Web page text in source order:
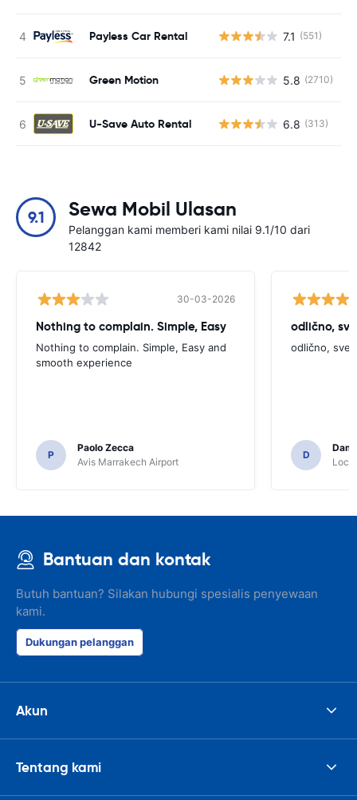
Payless Car Rental 7.1 (551)
Green Motion 5.8 (2710)
U-Save Auto Rental 6.8 (313)
9.1 Sewa Mobil Ulasan
Pelanggan kami memberi kami nilai 9.1/10 dari
12842
30-03-2026
Nothing to complain. Simple, Easy
Nothing to complain. Simple, Easy and
smooth experience
P
Paolo Zecca
Avis Marrakech Airport
odlično,
odlično, sve
D
Bantuan dan kontak
Butuh bantuan? Silakan hubungi spesialis penyewaan
kami.
Dukungan pelanggan
Akun
Tentang kami